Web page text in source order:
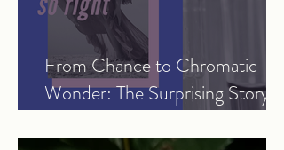
From Chance to Chromatic
Wonder: The Surprising Story